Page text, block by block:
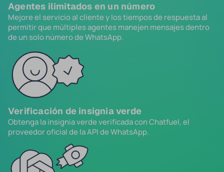
Agentes ilimitados en un número
Mejore el servicio al cliente y los tiempos de respuesta al
permitir que múltiples agentes manejen mensajes dentro
de un solo número de WhatsApp.
Verificación de insignia verde
Obtenga la insignia verde verificada con Chatfuel, el
proveedor oficial de la API de WhatsApp.